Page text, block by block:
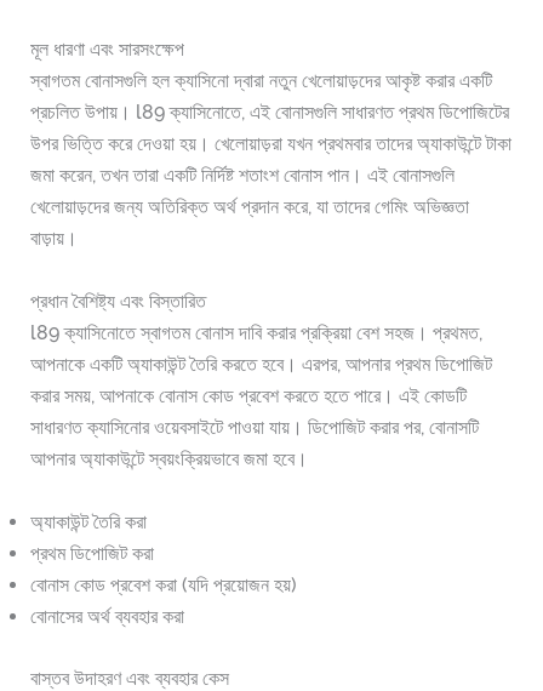
মূল ধারণা এবং সারসংক্ষেপ
স্বাগতম বোনাসগুলি হল ক্যাসিনো দ্বারা নতুন খেলোয়াড়দের আকৃষ্ট করার একটি
প্রচলিত উপায়। l89 ক্যাসিনোতে, এই বোনাসগুলি সাধারণত প্রথম ডিপোজিটের
উপর ভিত্তি করে দেওয়া হয়। খেলোয়াড়রা যখন প্রথমবার তাদের অ্যাকাউন্টে টাকা
জমা করেন, তখন তারা একটি নির্দিষ্ট শতাংশ বোনাস পান। এই বোনাসগুলি
খেলোয়াড়দের জন্য অতিরিক্ত অর্থ প্রদান করে, যা তাদের গেমিং অভিজ্ঞতা
বাড়ায়।
প্রধান বৈশিষ্ট্য এবং বিস্তারিত
l89 ক্যাসিনোতে স্বাগতম বোনাস দাবি করার প্রক্রিয়া বেশ সহজ। প্রথমত,
আপনাকে একটি অ্যাকাউন্ট তৈরি করতে হবে। এরপর, আপনার প্রথম ডিপোজিট
করার সময়, আপনাকে বোনাস কোড প্রবেশ করতে হতে পারে। এই কোডটি
সাধারণত ক্যাসিনোর ওয়েবসাইটে পাওয়া যায়। ডিপোজিট করার পর, বোনাসটি
আপনার অ্যাকাউন্টে স্বয়ংক্রিয়ভাবে জমা হবে।
অ্যাকাউন্ট তৈরি করা
প্রথম ডিপোজিট করা
বোনাস কোড প্রবেশ করা (যদি প্রয়োজন হয়)
বোনাসের অর্থ ব্যবহার করা
বাস্তব উদাহরণ এবং ব্যবহার কেস